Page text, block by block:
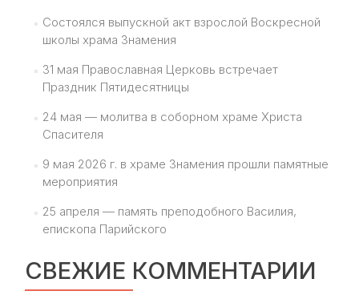
Состоялся выпускной акт взрослой Воскресной
школы храма Знамения
31 мая Православная Церковь встречает
Праздник Пятидесятницы
24 мая — молитва в соборном храме Христа
Спасителя
9 мая 2026 г. в храме Знамения прошли памятные
мероприятия
25 апреля — память преподобного Василия,
епископа Парийского
СВЕЖИЕ КОММЕНТАРИИ